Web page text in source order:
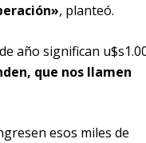
, planteó.
año significan
que nos llamen
esos miles de